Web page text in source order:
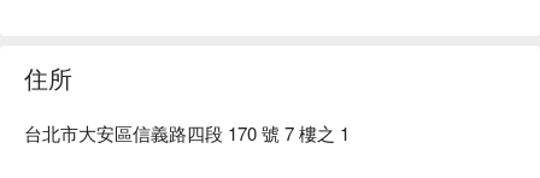
住所
台北市大安區信義路四段 170 號 7 樓之 1